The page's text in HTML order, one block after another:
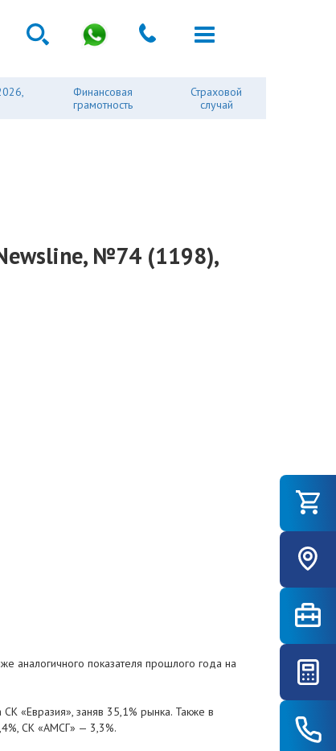
Финансовая
грамотность
Страховой
случай
№74 (1198),
аналогичного показателя прошлого года на
«Евразия», заняв 35,1% рынка. Также в
СК «АМСГ» — 3,3%.